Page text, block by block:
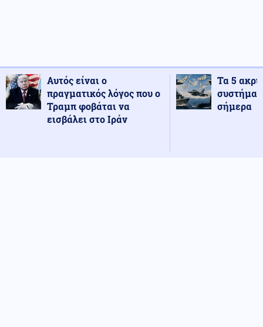
Αυτός είναι ο
πραγματικός λόγος που ο
Τραμπ φοβάται να
εισβάλει στο Ιράν
Τα 5
σήμερα